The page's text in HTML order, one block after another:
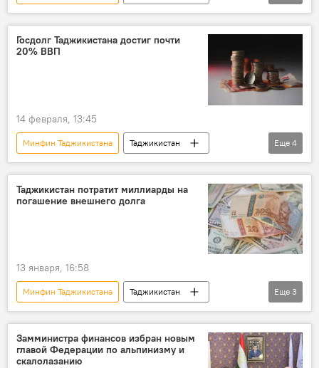
Экономика
долги
госдолг
финансы
Госдолг Таджикистана достиг почти
20% ВВП
14 февраля, 13:45
Минфин Таджикистана
Таджикистан
финансы
Экономика
госдолг
Еще 4
Таджикистан потратит миллиарды на
погашение внешнего долга
13 января, 16:58
Минфин Таджикистана
Таджикистан
Экономика
бюджет финансы
Еще 3
Замминистра финансов избран новым
главой Федерации по альпинизму и
скалолазанию